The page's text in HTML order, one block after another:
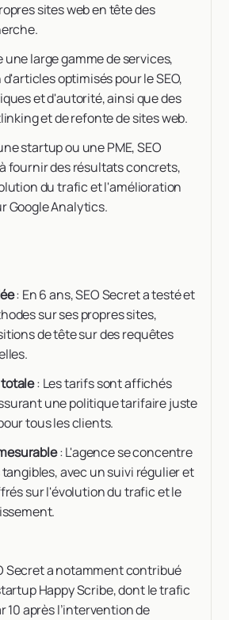
sites web en tête des
une large gamme de services,
optimisés pour le SEO,
et d'autorité, ainsi que des
et de refonte de sites web.
startup ou une PME, SEO
fournir des résultats concrets,
du trafic et l'amélioration
Google Analytics.
: En 6 ans, SEO Secret a testé et
sur ses propres sites,
de tête sur des requêtes
: Les tarifs sont affichés
une politique tarifaire juste
tous les clients.
: L'agence se concentre
avec un suivi régulier et
sur l'évolution du trafic et le
Secret a notamment contribué
Happy Scribe, dont le trafic
10 après l’intervention de